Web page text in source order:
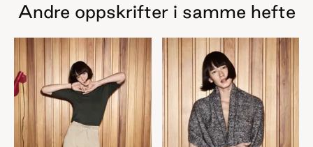
Andre oppskrifter i samme hefte